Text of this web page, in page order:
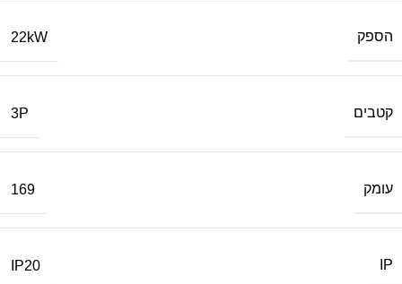
הספק 22kW
קטבים 3P
עומק 169
IP
IP20